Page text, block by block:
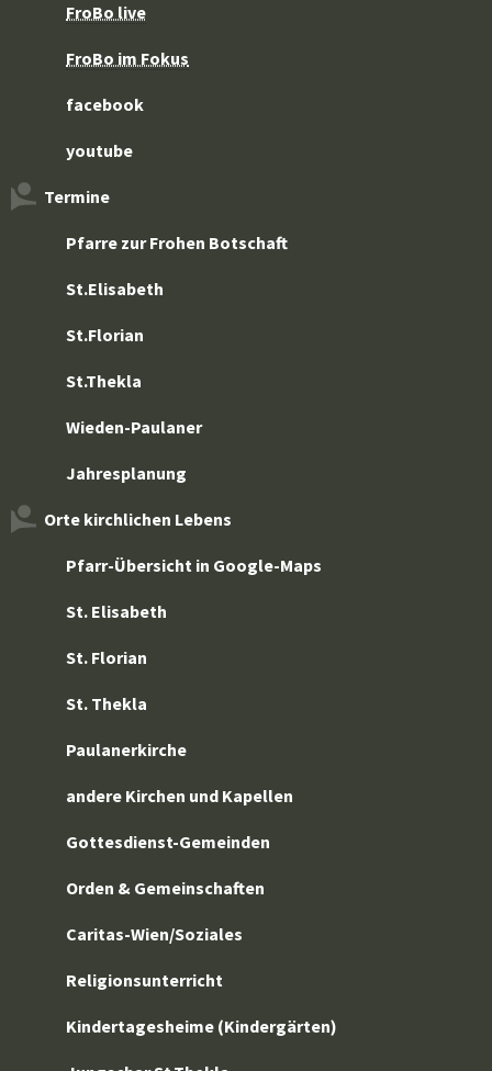
FroBo live
FroBo im Fokus
facebook
youtube
Termine
Pfarre zur Frohen Botschaft
St.Elisabeth
St.Florian
St.Thekla
Wieden-Paulaner
Jahresplanung
Orte kirchlichen Lebens
Pfarr-Übersicht in Google-Maps
St. Elisabeth
St. Florian
St. Thekla
Paulanerkirche
andere Kirchen und Kapellen
Gottesdienst-Gemeinden
Orden & Gemeinschaften
Caritas-Wien/Soziales
Religionsunterricht
Kindertagesheime (Kindergärten)